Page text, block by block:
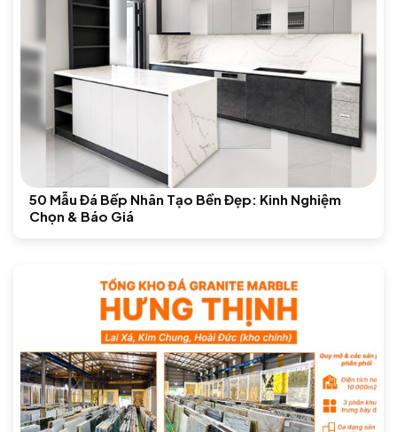
50 Mẫu Đá Bếp Nhân Tạo Bền Đẹp: Kinh Nghiệm
Chọn & Báo Giá